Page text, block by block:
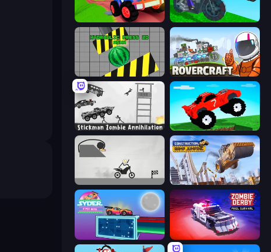
Crazy Hills Crazy Motorcycle
Hydraulic Press 2D ASMR Rovercraft
Stickman Zombie Annihilation Funny Mad Racing
Construction Ramp Jumping
Syder Hyper Drive Zombie Derby: Pixel Survival